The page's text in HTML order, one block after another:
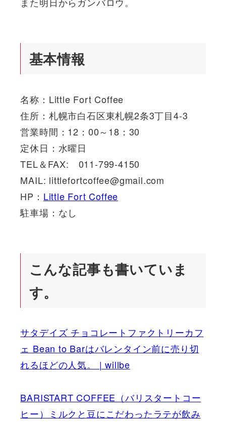
基本情報
名称：Little Fort Coffee
住所：札幌市白石区東札幌2条3丁目4-3
営業時間：12：00～18：30
定休日：水曜日
TEL＆FAX: 011-799-4150
MAIL: littlefortcoffee@gmail.com
HP： Little Fort Coffee
駐車場：なし
こんな記事も書いていま
す。
サタデイズ チョコレートファクトリーカフ
ェ Bean to Barはバレンタイン前に売り切
れるほどの人気。 | willbe
BARISTART COFFEE（バリスタートコー
ヒー）ミルクと豆にこだわったラテが飲み